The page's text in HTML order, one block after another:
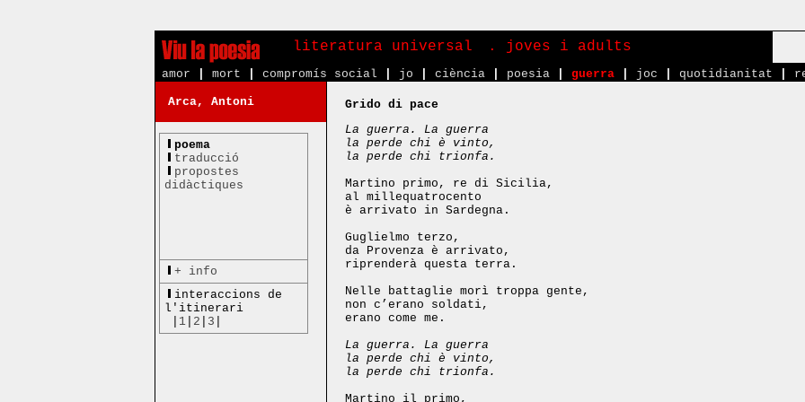
literatura universal . joves i adults
amor
mort compromís social jo ciència poesia guerra joc quotidianitat
Arca, Antoni
poema
traducció
propostes
didàctiques
+ info
interaccions de
l'itinerari
1 2 3
Grido di pace
La guerra. La guerra
la perde chi è vinto,
la perde chi trionfa.
Martino primo, re di Sicilia,
al millequatrocento
è arrivato in Sardegna.
Guglielmo terzo,
da Provenza è arrivato,
riprenderà questa terra.
Nelle battaglie morì troppa gente,
non c’erano soldati,
erano come me.
La guerra. La guerra
la perde chi è vinto,
la perde chi trionfa.
Martino il primo,